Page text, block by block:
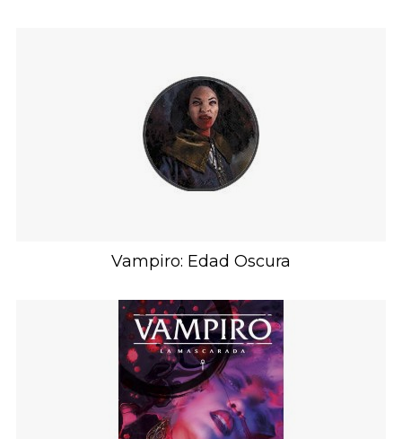
Vampiro: Edad Oscura